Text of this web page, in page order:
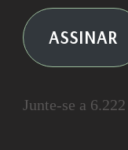
ASSINAR
Junte-se a